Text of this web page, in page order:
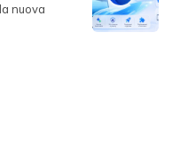
nuova